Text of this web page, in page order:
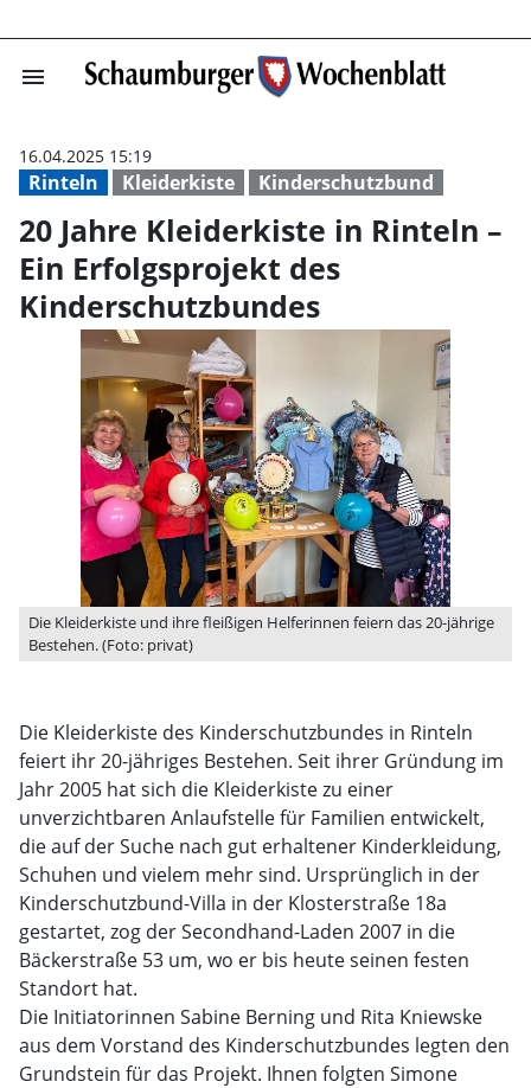
menu 20 Jahre
Rinteln Kleiderkiste Kinderschutzbund
16.04.2025 15:19
20 Jahre Kleiderkiste in Rinteln –
Ein Erfolgsprojekt des
Kinderschutzbundes
Die Kleiderkiste und ihre fleißigen Helferinnen feiern das 20-jährige
Bestehen. (Foto: privat)
Die Kleiderkiste des Kinderschutzbundes in Rinteln
feiert ihr 20-jähriges Bestehen. Seit ihrer Gründung im
Jahr 2005 hat sich die Kleiderkiste zu einer
unverzichtbaren Anlaufstelle für Familien entwickelt,
die auf der Suche nach gut erhaltener Kinderkleidung,
Schuhen und vielem mehr sind. Ursprünglich in der
Kinderschutzbund-Villa in der Klosterstraße 18a
gestartet, zog der Secondhand-Laden 2007 in die
Bäckerstraße 53 um, wo er bis heute seinen festen
Standort hat.
Die Initiatorinnen Sabine Berning und Rita Kniewske
aus dem Vorstand des Kinderschutzbundes legten den
Grundstein für das Projekt. Ihnen folgten Simone